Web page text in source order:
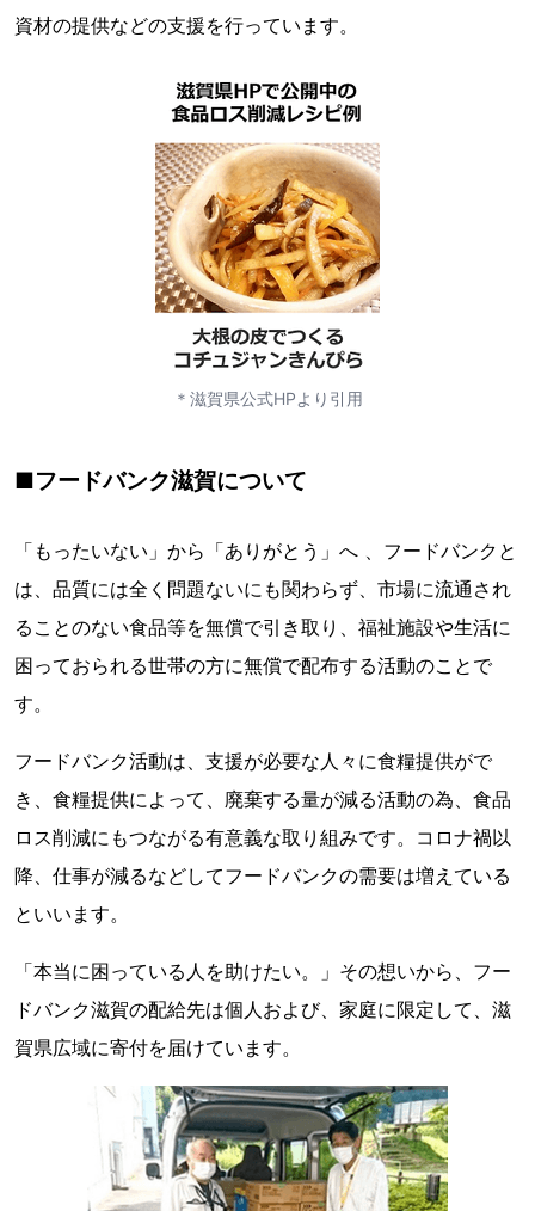
資材の提供などの支援を行っています。
＊滋賀県公式HPより引用
■フードバンク滋賀について
「もったいない」から「ありがとう」へ 、フードバンクと
は、品質には全く問題ないにも関わらず、市場に流通され
ることのない食品等を無償で引き取り、福祉施設や生活に
困っておられる世帯の方に無償で配布する活動のことで
す。
フードバンク活動は、支援が必要な人々に食糧提供がで
き、食糧提供によって、廃棄する量が減る活動の為、食品
ロス削減にもつながる有意義な取り組みです。コロナ禍以
降、仕事が減るなどしてフードバンクの需要は増えている
といいます。
「本当に困っている人を助けたい。」その想いから、フー
ドバンク滋賀の配給先は個人および、家庭に限定して、滋
賀県広域に寄付を届けています。